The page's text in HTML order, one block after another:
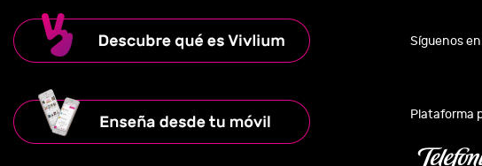
Síguenos
Plataforma